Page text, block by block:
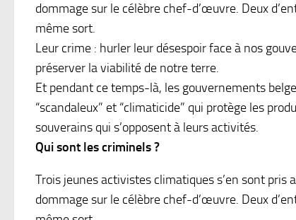
dommage sur le célèbre chef-d’œuvre. Deux
même sort.
Leur crime : hurler leur désespoir face à nos
préserver la viabilité de notre terre.
Et pendant ce temps-là, les gouvernements
“scandaleux” et “climaticide” qui protège les
souverains qui s’opposent à leurs activités.
Qui sont les criminels ?
Trois jeunes activistes climatiques s’en sont pris
dommage sur le célèbre chef-d’œuvre. Deux